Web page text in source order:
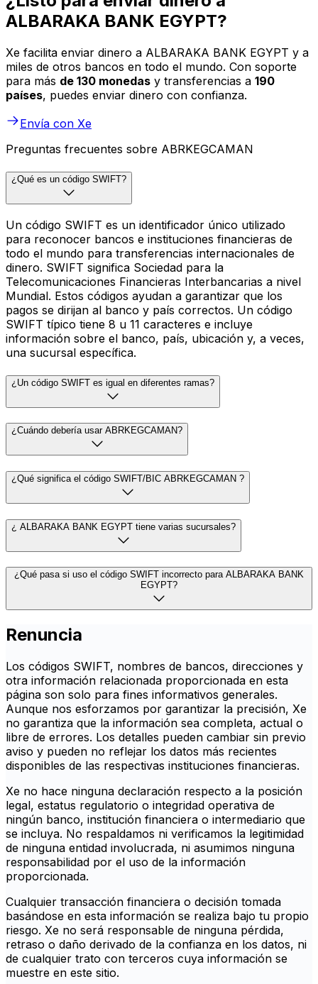
ALBARAKA BANK EGYPT?
Xe facilita enviar dinero a ALBARAKA BANK EGYPT y a
miles de otros bancos en todo el mundo. Con soporte
para más de 130 monedas y transferencias a 190
países, puedes enviar dinero con confianza.
Envía con Xe
Preguntas frecuentes sobre ABRKEGCAMAN
¿Qué es un código SWIFT?
Un código SWIFT es un identificador único utilizado
para reconocer bancos e instituciones financieras de
todo el mundo para transferencias internacionales de
dinero. SWIFT significa Sociedad para la
Telecomunicaciones Financieras Interbancarias a nivel
Mundial. Estos códigos ayudan a garantizar que los
pagos se dirijan al banco y país correctos. Un código
SWIFT típico tiene 8 u 11 caracteres e incluye
información sobre el banco, país, ubicación y, a veces,
una sucursal específica.
¿Un código SWIFT es igual en diferentes ramas?
¿Cuándo debería usar ABRKEGCAMAN?
¿Qué significa el código SWIFT/BIC ABRKEGCAMAN ?
¿ ALBARAKA BANK EGYPT tiene varias sucursales?
¿Qué pasa si uso el código SWIFT incorrecto para ALBARAKA BANK
EGYPT?
Renuncia
Los códigos SWIFT, nombres de bancos, direcciones y
otra información relacionada proporcionada en esta
página son solo para fines informativos generales.
Aunque nos esforzamos por garantizar la precisión, Xe
no garantiza que la información sea completa, actual o
libre de errores. Los detalles pueden cambiar sin previo
aviso y pueden no reflejar los datos más recientes
disponibles de las respectivas instituciones financieras.
Xe no hace ninguna declaración respecto a la posición
legal, estatus regulatorio o integridad operativa de
ningún banco, institución financiera o intermediario que
se incluya. No respaldamos ni verificamos la legitimidad
de ninguna entidad involucrada, ni asumimos ninguna
responsabilidad por el uso de la información
proporcionada.
Cualquier transacción financiera o decisión tomada
basándose en esta información se realiza bajo tu propio
riesgo. Xe no será responsable de ninguna pérdida,
retraso o daño derivado de la confianza en los datos, ni
de cualquier trato con terceros cuya información se
muestre en este sitio.